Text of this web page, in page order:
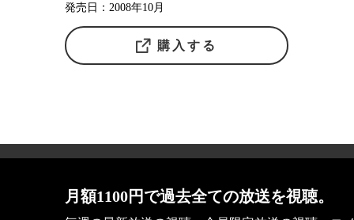
発売日：2008年10月
購入する
月額1100円で過去全ての放送を視聴。